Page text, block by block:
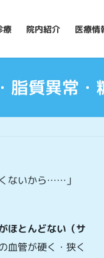
療 院内紹介 医療情
質異常
ないから……」
ほとんどない（サ
血管が硬く・狭く